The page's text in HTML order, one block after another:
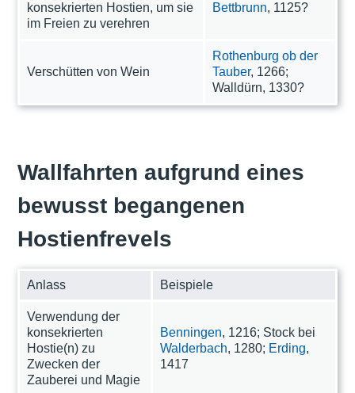
konsekrierten Hostien, um sie
im Freien zu verehren
Bettbrunn, 1125?
Verschütten von Wein
Rothenburg ob der
Tauber, 1266;
Walldürn, 1330?
Wallfahrten aufgrund eines
bewusst begangenen
Hostienfrevels
Anlass Beispiele
Verwendung der
konsekrierten
Hostie(n) zu
Zwecken der
Zauberei und Magie
Benningen, 1216; Stock bei
Walderbach, 1280; Erding,
1417